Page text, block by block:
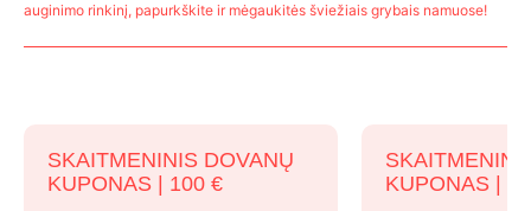
auginimo rinkinį, papurkškite ir mėgaukitės šviežiais grybais namuose!
SKAITMENINIS DOVANŲ
KUPONAS | 100 €
KUPONAS |